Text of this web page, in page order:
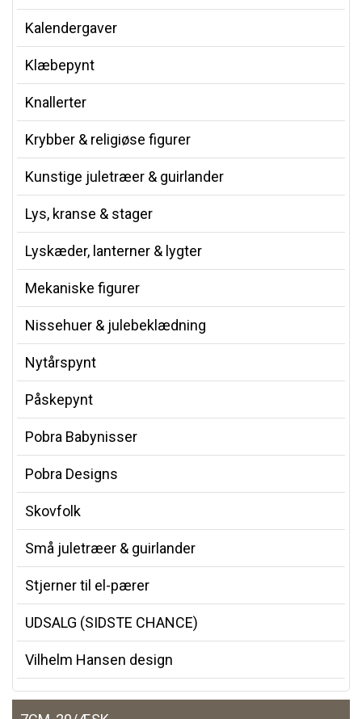
Kalendergaver
Klæbepynt
Knallerter
Krybber & religiøse figurer
Kunstige juletræer & guirlander
Lys, kranse & stager
Lyskæder, lanterner & lygter
Mekaniske figurer
Nissehuer & julebeklædning
Nytårspynt
Påskepynt
Pobra Babynisser
Pobra Designs
Skovfolk
Små juletræer & guirlander
Stjerner til el-pærer
UDSALG (SIDSTE CHANCE)
Vilhelm Hansen design